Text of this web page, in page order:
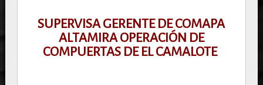
SUPERVISA GERENTE DE COMAPA
ALTAMIRA OPERACIÓN DE
COMPUERTAS DE EL CAMALOTE